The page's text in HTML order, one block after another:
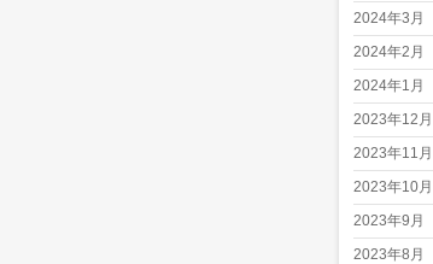
2024年3月
2024年2月
2024年1月
2023年12月
2023年11月
2023年10月
2023年9月
2023年8月